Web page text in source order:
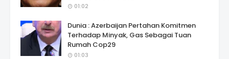
01:02
Dunia : Azerbaijan Pertahan Komitmen
Terhadap Minyak, Gas Sebagai Tuan
Rumah Cop29
01:03